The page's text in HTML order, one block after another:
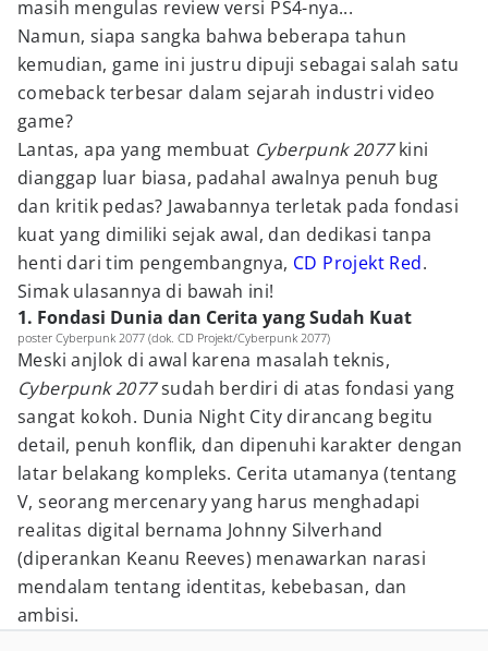
masih mengulas review versi PS4-nya...
Namun, siapa sangka bahwa beberapa tahun
kemudian, game ini justru dipuji sebagai salah satu
comeback terbesar dalam sejarah industri video
game?
Lantas, apa yang membuat Cyberpunk 2077kini
dianggap luar biasa, padahal awalnya penuh bug
dan kritik pedas? Jawabannya terletak pada fondasi
kuat yang dimiliki sejak awal, dan dedikasi tanpa
henti dari tim pengembangnya, CD Projekt Red.
Simak ulasannya di bawah ini!
1. Fondasi Dunia dan Cerita yang Sudah Kuat
poster Cyberpunk 2077 (dok. CD Projekt/Cyberpunk 2077)
Meski anjlok di awal karena masalah teknis,
Cyberpunk 2077sudah berdiri di atas fondasi yang
sangat kokoh. Dunia Night City dirancang begitu
detail, penuh konflik, dan dipenuhi karakter dengan
latar belakang kompleks. Cerita utamanya (tentang
V, seorang mercenary yang harus menghadapi
realitas digital bernama Johnny Silverhand
(diperankan Keanu Reeves) menawarkan narasi
mendalam tentang identitas, kebebasan, dan
ambisi.